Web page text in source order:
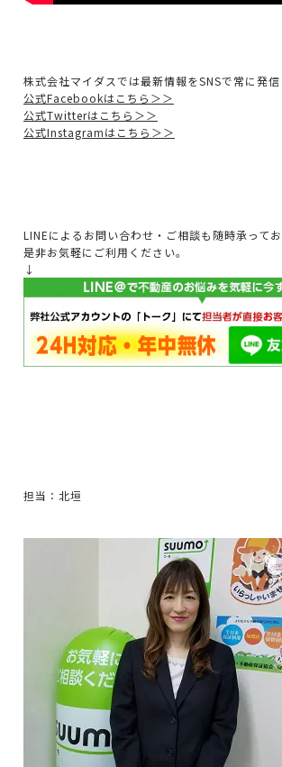
株式会社マイダスでは最新情報をSNSで常に発信
公式Facebookはこちら＞＞
公式Twitterはこちら＞＞
公式Instagramはこちら＞＞
LINEによるお問い合わせ・ご相談も随時承ってお
是非お気軽にご利用ください。
↓
担当：北垣